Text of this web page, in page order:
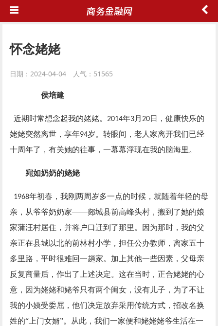
怀念姥姥
日期：2024-04-04 人气：51565
侯培建
近期时常想念起我的姥姥。 2014年3月 20日，健康快乐的
姥姥突然离世，享年94岁。转眼间，老人家离开我们已经
十周年了，有关她的往事，一幕幕浮现在我的脑海里。
宛如奶奶的姥姥
1968年初春，我刚两周岁多一点的时候，就随着年轻的母
亲，从爷爷奶奶家——郯城县前高峰头村，搬到了她的娘
家蒲汪村居住，并将户口迁到了那里。因为那时，我的父
亲正在县城以北的前林村小学，担任公办教师，离家五十
多里路，平时很难回一趟家。加上其他一些因素，父母亲
反复商量后，作出了上述决定。这在当时，正合姥姥的心
意，因为姥姥和姥爷只有两个闺女，没有儿子，为了不让
我的小姨受委屈，他们决定放弃采用传统方式，招改名换
姓的“上门女婿”。从此，我们一家便和姥姥姥爷生活在一